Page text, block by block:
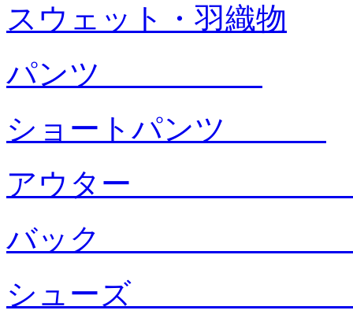
スウェット・羽織物
パンツ
ショートパンツ
アウタ
バック
シュー